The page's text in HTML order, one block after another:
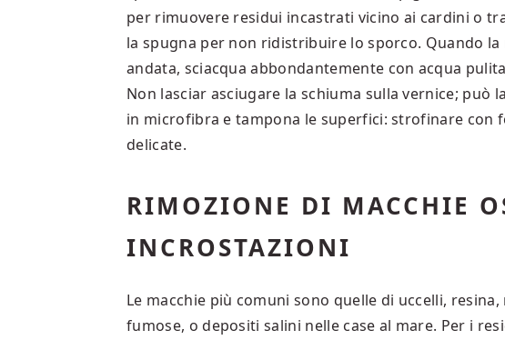
per rimuovere residui incastrati vicino ai cardini o
la spugna per non ridistribuire lo sporco. Quando
andata, sciacqua abbondantemente con acqua
Non lasciar asciugare la schiuma sulla vernice; può
in microfibra e tampona le superfici: strofinare con
delicate.
RIMOZIONE DI MACCHIE
INCROSTAZIONI
Le macchie più comuni sono quelle di uccelli,
fumose, o depositi salini nelle case al mare. Per i